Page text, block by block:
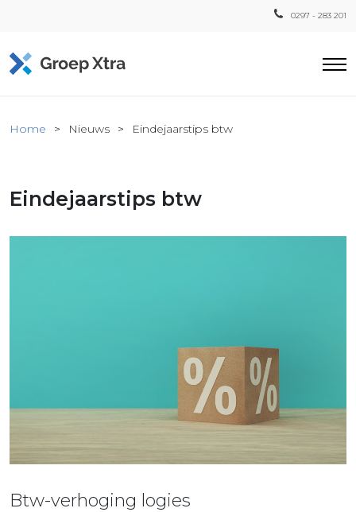
0297 - 283 201
Home Nieuws Eindejaarstips btw
Eindejaarstips btw
Btw-verhoging logies